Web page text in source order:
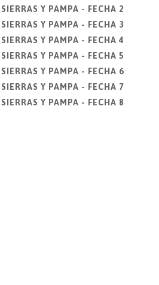
Y PAMPA - FECHA 2
Y PAMPA - FECHA 3
Y PAMPA - FECHA 4
Y PAMPA - FECHA 5
Y PAMPA - FECHA 6
Y PAMPA - FECHA 7
Y PAMPA - FECHA 8